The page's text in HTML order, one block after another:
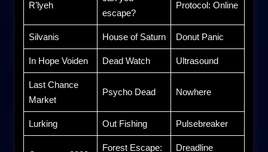
R’lyeh
escape?
Protocol: Online
Silvanis House of Saturn Donut Panic
In Hope Voiden Dead Watch Ultrasound
Last Chance
Market
Psycho Dead Nowhere
Lurking Out Fishing Pulsebreaker
Forest Escape:
Dreadline